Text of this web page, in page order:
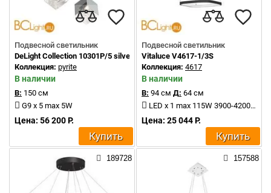
Подвесной светильник
DeLight Collection 10301P/5 silver
Коллекция: pyrite
В наличии
В: 150 см
G9 x 5 max 5W
Цена: 56 200 Р.
Купить
Подвесной светильник
Vitaluce V4617-1/3S
Коллекция: 4617
В наличии
В: 94 см Д: 64 см
LED x 1 max 115W 3900-4200K 4770Lm
Цена: 25 044 Р.
Купить
189728 157588